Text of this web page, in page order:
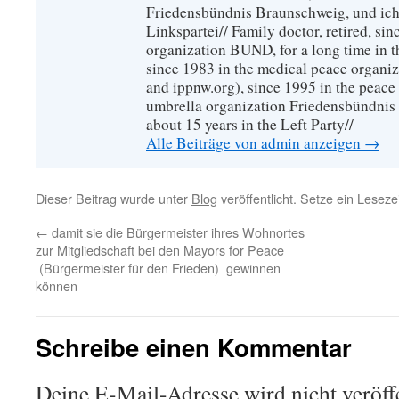
Friedensbündnis Braunschweig, und
Linkspartei// Family doctor, retired,
organization BUND, for a long time in
since 1983 in the medical peace
and ippnw.org), since 1995 in the
umbrella organization
about 15 years in the Left Party//
Alle Beiträge von admin anzeigen →
Dieser Beitrag wurde unter Blog veröffentlicht. Setze ein
← damit sie die Bürgermeister ihres Wohnortes
zur Mitgliedschaft bei den Mayors for Peace
(Bürgermeister für den Frieden) gewinnen
können
Schreibe einen Kommentar
Deine E-Mail-Adresse wird nicht